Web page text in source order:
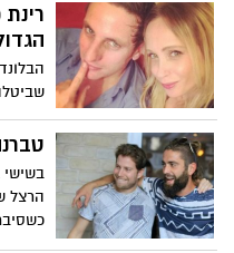
ממש
בשישי
הרצל